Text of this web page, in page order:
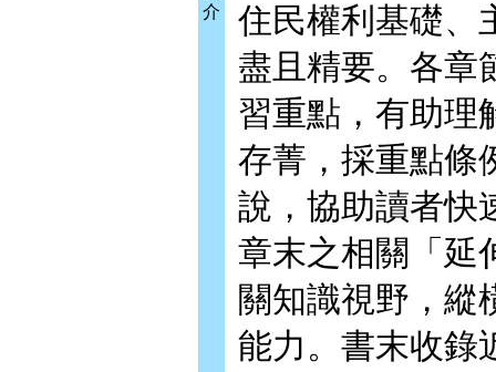
介
住民權利基礎、
盡且精要。各章
習重點，有助理
存菁，採重點條
說，協助讀者快
章末之相關「延
關知識視野，縱
能力。書末收錄